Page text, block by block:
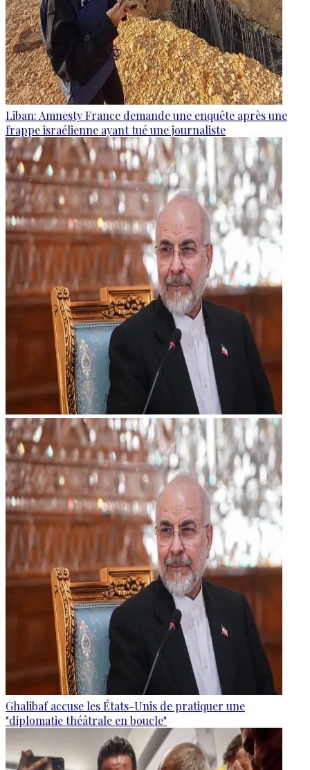
Liban: Amnesty France demande une enquête après une
frappe israélienne ayant tué une journaliste
Ghalibaf accuse les États-Unis de pratiquer une
"diplomatie théâtrale en boucle"